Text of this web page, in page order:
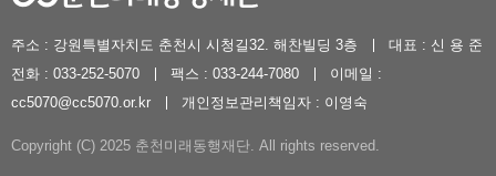
주소 : 강원특별자치도 춘천시 시청길32. 해찬빌딩 3층
대표 : 신 용 준
전화 : 033-252-5070
팩스 : 033-244-7080
이메일 :
cc5070@cc5070.or.kr
개인정보관리책임자 : 이영숙
Copyright (C) 2025 춘천미래동행재단. All rights reserved.